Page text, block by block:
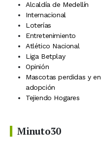
Alcaldía de Medellín
Internacional
Loterías
Entretenimiento
Atlético Nacional
Liga Betplay
Opinión
Mascotas perdidas y en
adopción
Tejiendo Hogares
Minuto30